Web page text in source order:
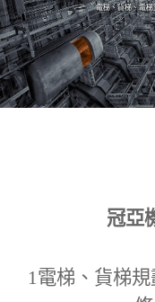
電梯、貨梯、電梯
冠亞
1電梯、貨梯